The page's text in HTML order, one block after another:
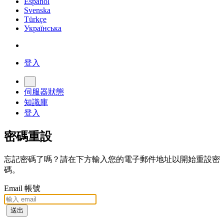
Svenska
Türkçe
Українська
登入
伺服器狀態
知識庫
登入
密碼重設
忘記密碼了嗎？請在下方輸入您的電子郵件地址以開始重設密
碼。
Email 帳號
送出